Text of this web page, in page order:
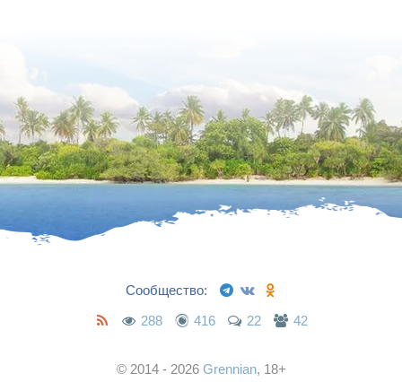
Сообщество:
288
416 22 42
© 2014 - 2026 Grennian, 18+